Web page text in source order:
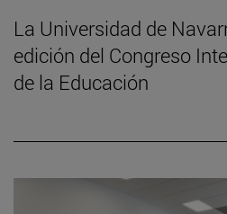
La Universidad de
edición del Congreso
de la Educación